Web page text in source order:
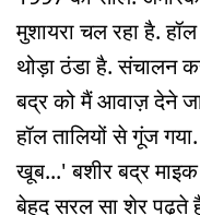
मुशायरा चल रहा है.
थोड़ा ठंडा है. संचालन
बद्र को मैं आवाज़ देने
हॉल तालियों से गूंज
खूब...' बशीर बद्र
बेहद सरल सा शेर पढ़ते